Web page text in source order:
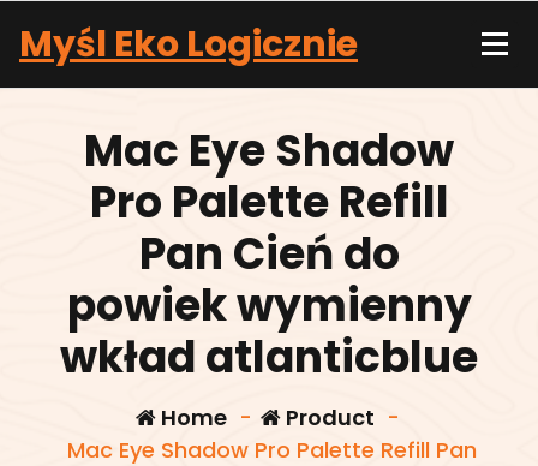
content
Myśl Eko Logicznie
Mac Eye Shadow
Pro Palette Refill
Pan Cień do
powiek wymienny
wkład atlanticblue
Home- Product -
Mac Eye Shadow Pro Palette Refill Pan